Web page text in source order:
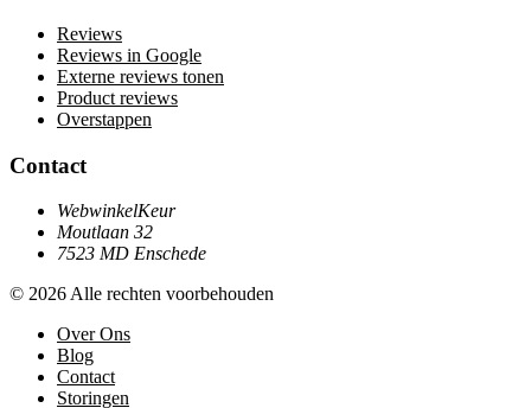
Reviews
Reviews in Google
Externe reviews tonen
Product reviews
Overstappen
Contact
WebwinkelKeur
Moutlaan 32
7523 MD Enschede
© 2026 Alle rechten voorbehouden
Over Ons
Blog
Contact
Storingen